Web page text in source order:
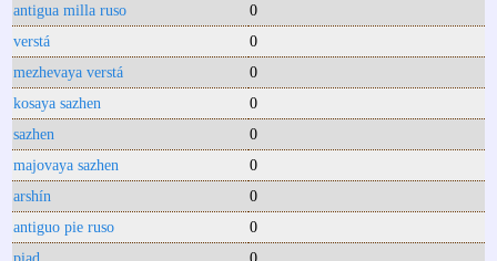
antigua milla ruso
0
verstá
0
mezhevaya verstá
0
kosaya sazhen
0
sazhen
0
majovaya sazhen
0
arshín
0
antiguo pie ruso
0